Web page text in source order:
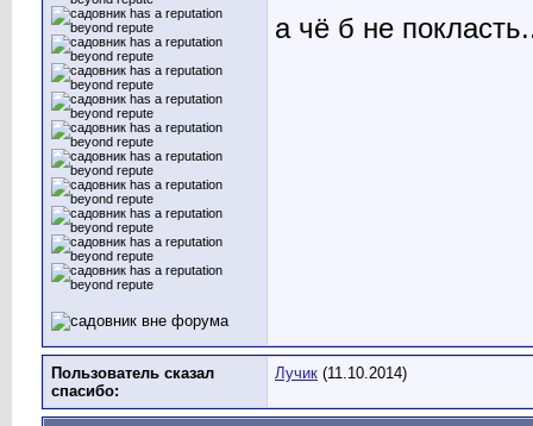
а чё б не
Пользователь сказал
cпасибо:
Лучик (11.10.2014)